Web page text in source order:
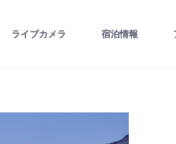
ライブカメラ 宿泊情報